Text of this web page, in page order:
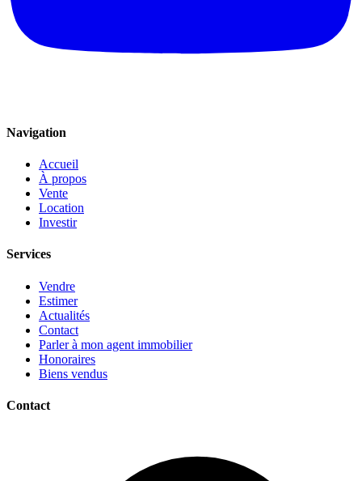
Navigation
Accueil
À propos
Vente
Location
Investir
Services
Vendre
Estimer
Actualités
Contact
Parler à mon agent immobilier
Honoraires
Biens vendus
Contact